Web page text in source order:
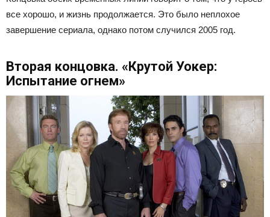
все хорошо, и жизнь продолжается. Это было неплохое
завершение сериала, однако потом случился 2005 год.
Вторая концовка. «Крутой Уокер:
Испытание огнем»